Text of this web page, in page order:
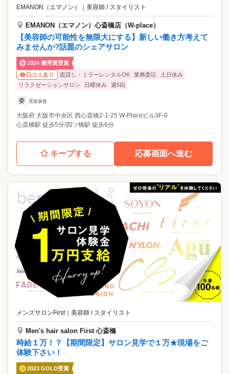
EMANON（エマノン） 美容師 / スタイリスト
EMANON（エマノン）心斎橋店（W-place）
【美容師の可能性を無限大にする】新しい働き方考えて
みませんか?話題のシェアサロン
2024 優秀賞受賞
口コミあり
面貸し・ミラーレンタルOK 業務委託
土日休み
リラクゼーションサロン
日曜休み 週5回
委 完全歩合
大阪府 大阪市中央区 西心斎橋2-1-25 W-Placeビル3F-0
心斎橋駅 徒歩5分/四ツ橋駅 徒歩6分
キープする 応募画面へ進む
メンズサロンFirst｜ 美容師 / スタイリスト
Men's hair salon First 心斎橋
時給１万！？【期間限定】サロン見学で１万★現場をご
体験下さい！
2023 GOLD受賞